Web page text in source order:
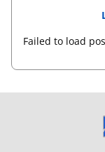
Failed to load